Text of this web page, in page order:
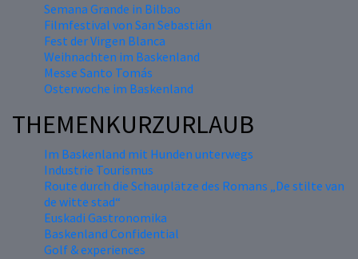
Semana Grande in Bilbao
Filmfestival von San Sebastián
Fest der Virgen Blanca
Weihnachten im Baskenland
Messe Santo Tomás
Osterwoche im Baskenland
THEMENKURZURLAUB
Im Baskenland mit Hunden unterwegs
Industrie Tourismus
Route durch die Schauplätze des Romans „De stilte van
de witte stad“
Euskadi Gastronomika
Baskenland Confidential
Golf & experiences